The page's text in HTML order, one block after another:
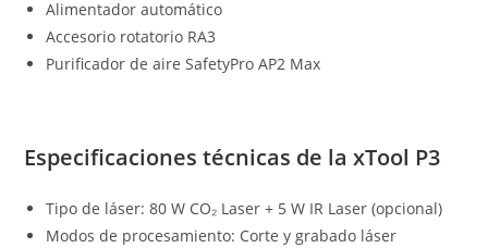
Alimentador automático
Accesorio rotatorio RA3
Purificador de aire SafetyPro AP2 Max
Especificaciones técnicas de la xTool P3
Tipo de láser: 80 W CO₂ Laser + 5 W IR Laser (opcional)
Modos de procesamiento: Corte y grabado láser